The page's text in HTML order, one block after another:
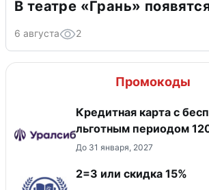
В театре «Грань»
6 августа 2
Промокоды
Кредитная карта с
льготным периодом
До 31 января, 2027
2=3 или скидка 15%